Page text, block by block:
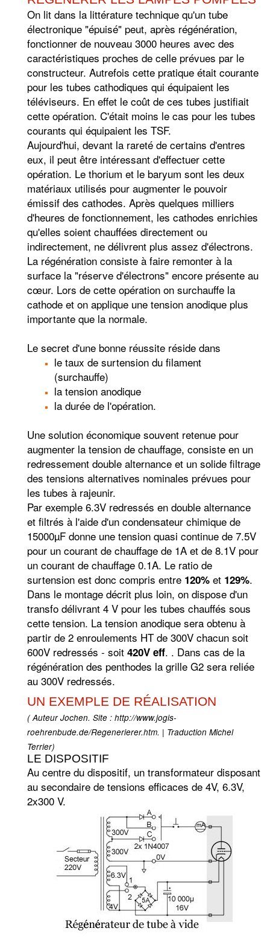
On lit dans la littérature technique qu'un tube
électronique "épuisé" peut, après régénération,
fonctionner de nouveau 3000 heures avec des
caractéristiques proches de celle prévues par le
constructeur. Autrefois cette pratique était courante
pour les tubes cathodiques qui équipaient les
téléviseurs. En effet le coût de ces tubes justifiait
cette opération. C'était moins le cas pour les tubes
courants qui équipaient les TSF.
Aujourd'hui, devant la rareté de certains d'entres
eux, il peut être intéressant d'effectuer cette
opération. Le thorium et le baryum sont les deux
matériaux utilisés pour augmenter le pouvoir
émissif des cathodes. Après quelques milliers
d'heures de fonctionnement, les cathodes enrichies
qu'elles soient chauffées directement ou
indirectement, ne délivrent plus assez d'électrons.
La régénération consiste à faire remonter à la
surface la "réserve d'électrons" encore présente au
cœur. Lors de cette opération on surchauffe la
cathode et on applique une tension anodique plus
importante que la normale.
Le secret d'une bonne réussite réside dans
le taux de surtension du filament
(surchauffe)
la tension anodique
la durée de l'opération.
Une solution économique souvent retenue pour
augmenter la tension de chauffage, consiste en un
redressement double alternance et un solide filtrage
des tensions alternatives nominales prévues pour
les tubes à rajeunir.
Par exemple 6.3V redressés en double alternance
et filtrés à l'aide d'un condensateur chimique de
15000µF donne une tension quasi continue de 7.5V
pour un courant de chauffage de 1A et de 8.1V pour
un courant de chauffage 0.1A. Le ratio de
surtension est donc compris entre 120% et 129%.
Dans le montage décrit plus loin, on dispose d'un
transfo délivrant 4 V pour les tubes chauffés sous
cette tension. La tension anodique sera obtenu à
partir de 2 enroulements HT de 300V chacun soit
600V redressés - soit 420V eff. . Dans cas de la
régénération des penthodes la grille G2 sera reliée
au 300V redressés.
UN EXEMPLE DE RÉALISATION
( Auteur Jochen. Site : http://www.jogis-
roehrenbude.de/Regenerierer.htm. | Traduction Michel
Terrier)
LE DISPOSITIF
Au centre du dispositif, un transformateur disposant
au secondaire de tensions efficaces de 4V, 6.3V,
2x300 V.